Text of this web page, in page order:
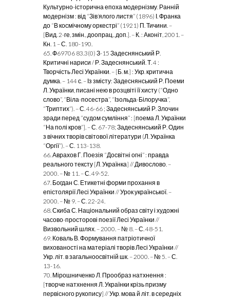
Культурно-історична епоха модернізму. Ранній
модернізм : від “Зів’ялого листя” (1896) І. Франка
до “В космічному оркестрі” (1921) П. Тичини. –
[Вид. 2-ге, змін., доопрац., доп.]. – К. : Аконіт, 2001. –
Кн. 1 – С. 180-190.
65. Ф69706 83.3(0) З-15 Задеснянський Р.
Критичні нариси / Р. Задеснянський. Т. 4 :
Творчість Лесі Українки. – [Б. м.] : Укр. критична
думка. – 144 с. – Із змісту: Задеснянський Р. Поеми
Л. Українки, писані нею в розцвіті її хисту (“Одно
слово”, “Віла-посестра”, “Ізольда-Білоручка”,
“Триптих”). – С. 46-66 ; Задеснянський Р. Злочин
зради перед “судом сумління” : [поема Л. Українки
“На полі кров”]. – С. 67-78; Задеснянський Р. Один
з вічних творів світової літератури (Л. Українка
“Оргії”). – С. 113-138.
66. Аврахов Г. Поезія “Досвітні огні” : правда
реального тексту [Л. Українка] // Дивослово. –
2000. – № 11. – С. 49-52.
67. Богдан С. Етикетні форми прохання в
епістолярії Лесі Українки // Урок української. –
2000. – № 9. – С. 22-24.
68. Скиба С. Національний образ світу і художні
часово-просторові поезії Лесі Українки //
Визвольний шлях. – 2000. – № 8. – С. 48-51.
69. Коваль В. Формування патріотичної
вихованості на матеріалі творів Лесі Українки //
Укр. літ. в загальноосвітній шк. – 2000. – № 5. – С.
13-16.
70. Мірошниченко Л. Прообраз натхнення :
[творче натхнення Л. Українки крізь призму
первісного рукопису] // Укр. мова й літ. в середніх